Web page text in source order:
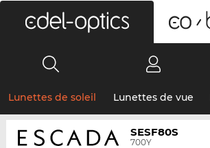
Lunettes de soleil Lunettes de vue
SESF80S
700Y